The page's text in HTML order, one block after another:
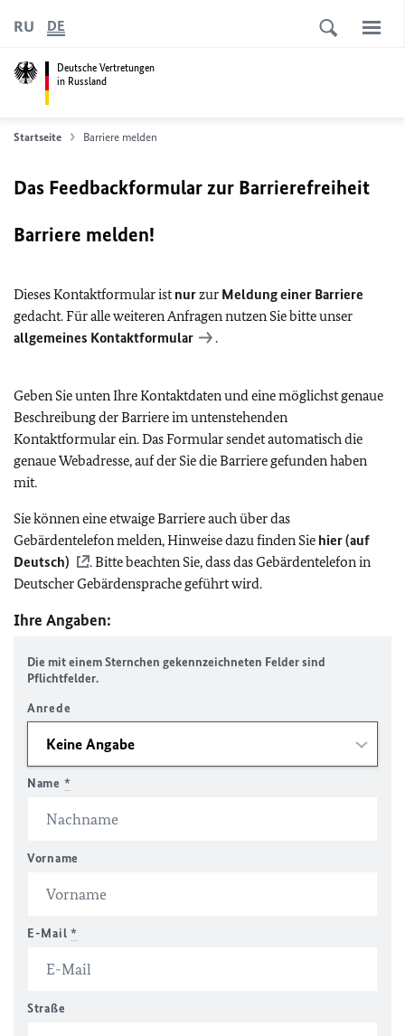
Deutsche Vertretungen
in Russland
RU DE
Startseite Barriere melden
Das Feedbackformular zur Barrierefreiheit
Barriere melden!
Dieses Kontaktformular istnurzur Meldung einer Barriere
gedacht. Für alle weiteren Anfragen nutzen Sie bitte unser
allgemeines Kontaktformular
.
Geben Sie unten Ihre Kontaktdaten und eine möglichst genaue
Beschreibung der Barriere im untenstehenden
Kontaktformular ein. Das Formular sendet automatisch die
genaue Webadresse, auf der Sie die Barriere gefunden haben
mit.
Sie können eine etwaige Barriere auch über das
Gebärdentelefon melden, Hinweise dazu finden Sie hier (auf
Deutsch)
. Bitte beachten Sie, dass das Gebärdentelefon in
Deutscher Gebärdensprache geführt wird.
Ihre Angaben:
Die mit einem Sternchen gekennzeichneten Felder sind
Pflichtfelder.
Anrede
Name *
Vorname
E-Mail *
Straße